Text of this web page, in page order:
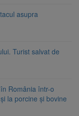
asupra
Turist salvat de
România într-o
la porcine și bovine